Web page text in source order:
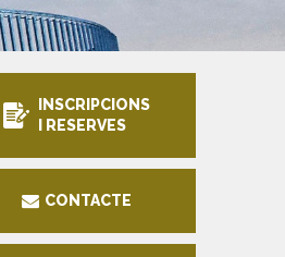
INSCRIPCIONS
I RESERVES
CONTACTE